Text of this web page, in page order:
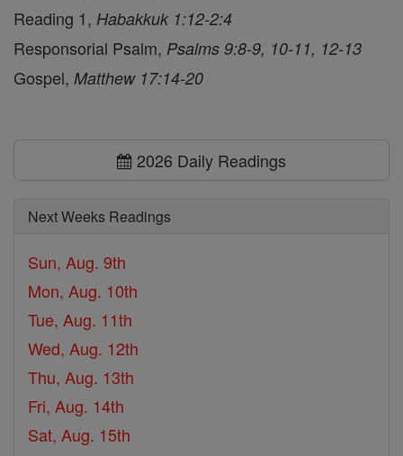
Reading 1, Habakkuk 1:12-2:4
Responsorial Psalm, Psalms 9:8-9, 10-11, 12-13
Gospel, Matthew 17:14-20
2026 Daily Readings
Next Weeks Readings
Sun, Aug. 9th
Mon, Aug. 10th
Tue, Aug. 11th
Wed, Aug. 12th
Thu, Aug. 13th
Fri, Aug. 14th
Sat, Aug. 15th